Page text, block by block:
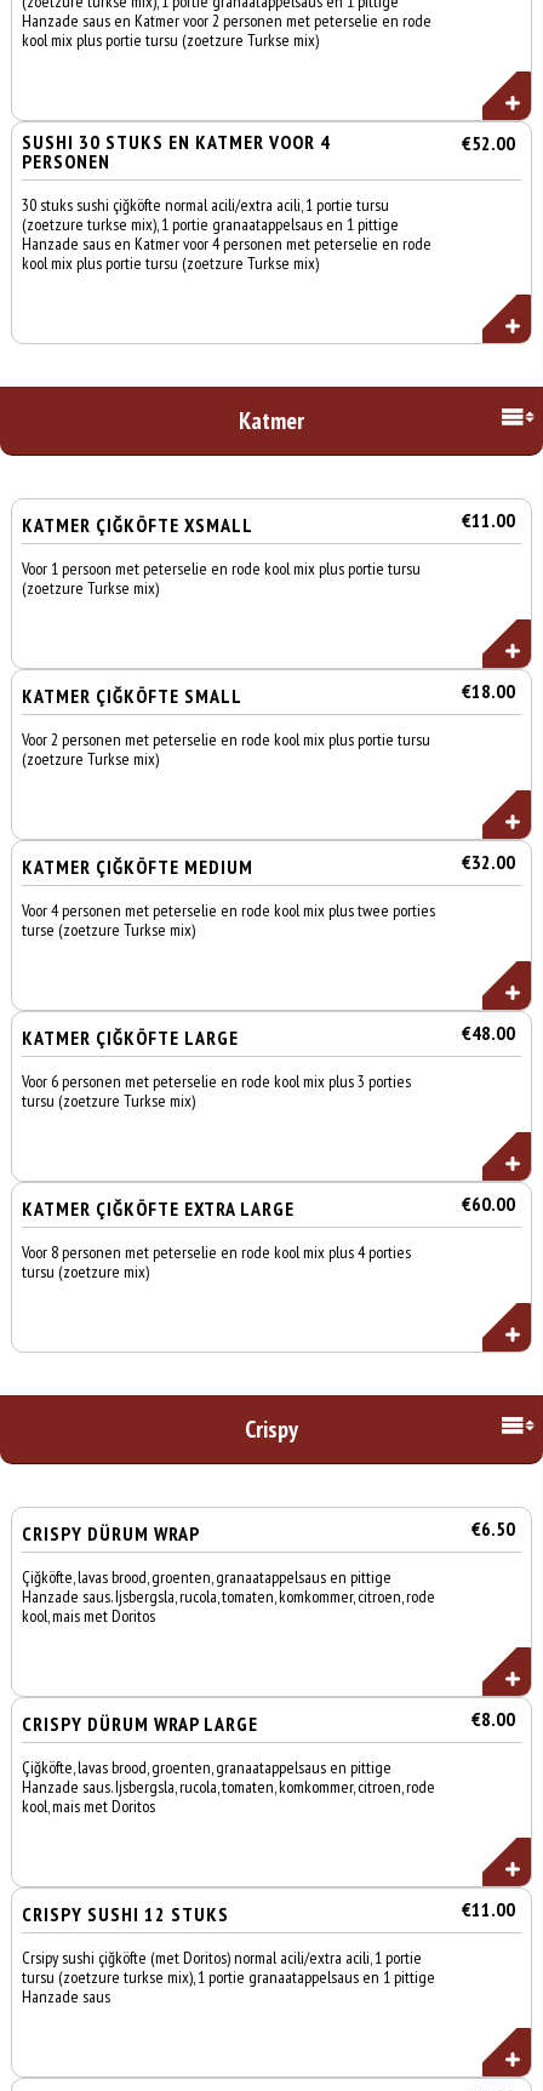
Hanzade saus en Katmer voor 2 personen met peterselie en rode
kool mix plus portie tursu (zoetzure Turkse mix)
SUSHI 30 STUKS EN KATMER VOOR 4
PERSONEN
€52.00
30 stuks sushi çiğköfte normal acili/extra acili, 1 portie tursu
(zoetzure turkse mix), 1 portie granaatappelsaus en 1 pittige
Hanzade saus en Katmer voor 4 personen met peterselie en rode
kool mix plus portie tursu (zoetzure Turkse mix)
Katmer
KATMER ÇIĞKÖFTE XSMALL €11.00
Voor 1 persoon met peterselie en rode kool mix plus portie tursu
(zoetzure Turkse mix)
KATMER ÇIĞKÖFTE SMALL €18.00
Voor 2 personen met peterselie en rode kool mix plus portie tursu
(zoetzure Turkse mix)
KATMER ÇIĞKÖFTE MEDIUM €32.00
Voor 4 personen met peterselie en rode kool mix plus twee porties
turse (zoetzure Turkse mix)
KATMER ÇIĞKÖFTE LARGE €48.00
Voor 6 personen met peterselie en rode kool mix plus 3 porties
tursu (zoetzure Turkse mix)
KATMER ÇIĞKÖFTE EXTRA LARGE €60.00
Voor 8 personen met peterselie en rode kool mix plus 4 porties
tursu (zoetzure mix)
Crispy
CRISPY DÜRUM WRAP €6.50
Çiğköfte, lavas brood, groenten, granaatappelsaus en pittige
Hanzade saus. Ijsbergsla, rucola, tomaten, komkommer, citroen, rode
kool, mais met Doritos
CRISPY DÜRUM WRAP LARGE €8.00
Çiğköfte, lavas brood, groenten, granaatappelsaus en pittige
Hanzade saus. Ijsbergsla, rucola, tomaten, komkommer, citroen, rode
kool, mais met Doritos
CRISPY SUSHI 12 STUKS €11.00
Crsipy sushi çiğköfte (met Doritos) normal acili/extra acili, 1 portie
tursu (zoetzure turkse mix), 1 portie granaatappelsaus en 1 pittige
Hanzade saus